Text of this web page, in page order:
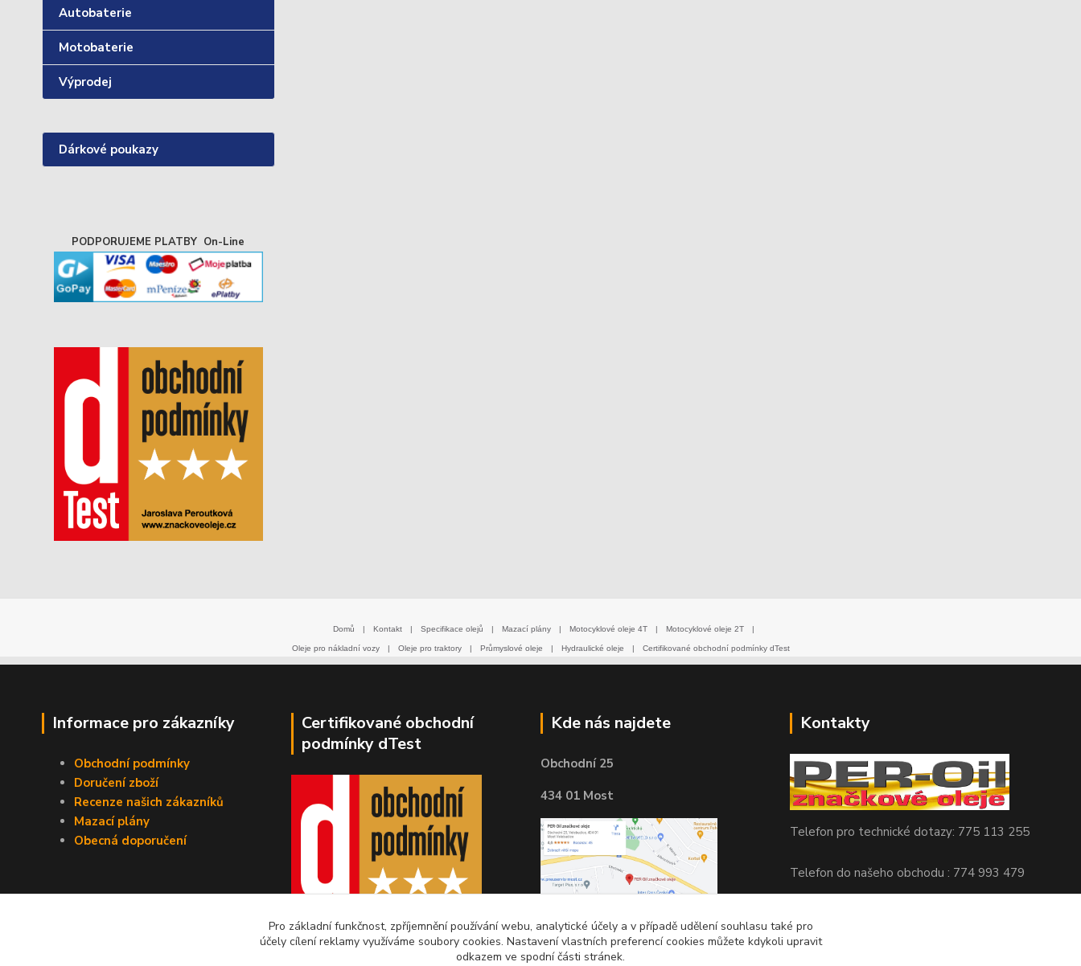
Autobaterie
Motobaterie
Výprodej
Dárkové poukazy
PODPORUJEME PLATBY On-Line
Domů | Kontakt | Specifikace olejů | Mazací plány | Motocyklové oleje 4T | Motocyklové oleje 2T |
Oleje pro nákladní vozy | Oleje pro traktory | Průmyslové oleje | Hydraulické oleje | Certifikované obchodní podmínky dTest
Informace pro zákazníky
Obchodní podmínky
Doručení zboží
Recenze našich zákazníků
Mazací plány
Obecná doporučení
Certifikované obchodní
podmínky dTest
Kde nás najdete
Obchodní 25
434 01 Most
Kontakty
Telefon pro technické dotazy: 775 113 255
Telefon do našeho obchodu : 774 993 479
Pro základní funkčnost, zpříjemnění používání webu, analytické účely a v případě udělení souhlasu také pro
účely cílení reklamy využíváme soubory cookies. Nastavení vlastních preferencí cookies můžete kdykoli upravit
odkazem ve spodní části stránek.